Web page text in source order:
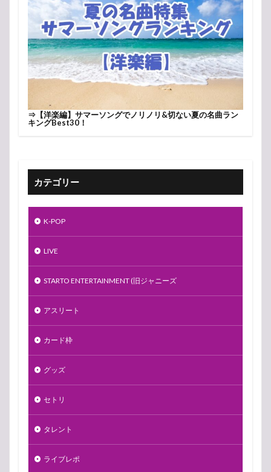
⇒ 【洋楽編】サマーソングでノリノリ&切ない夏の名曲ラン
キングBest30！
カテゴリー
K-POP
LIVE
STARTO ENTERTAINMENT (旧ジャニーズ
アスリート
カード枠
グッズ
セトリ
タレント
ライブレポ